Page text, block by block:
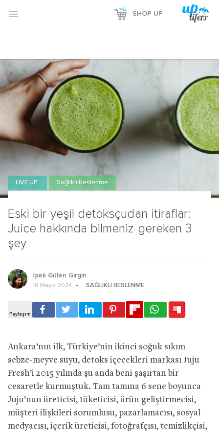
 SHOP UP
Eski bir yeşil detoksçudan itiraflar:
Juice hakkında bilmeniz gereken 3
şey
LIVE UP Sağlıklı beslenme
İpek Gülen Girgin
18 Mayıs 2021 SAĞLIKLI BESLENME
Ankara’nın ilk, Türkiye’nin ikinci soğuk sıkım
sebze-meyve suyu, detoks içecekleri markası Juju
Fresh’i 2015 yılında şu anda beni şaşırtan bir
cesaretle kurmuştuk. Tam tamına 6 sene boyunca
Juju’nun üreticisi, tüketicisi, ürün geliştirmecisi,
müşteri ilişkileri sorumlusu, pazarlamacısı, sosyal
medyacısı, içerik üreticisi, fotoğrafçısı, temizlikçisi,